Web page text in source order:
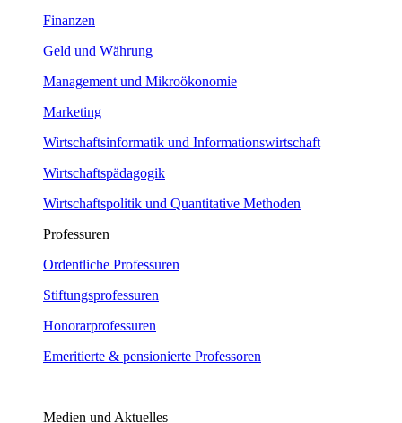
Finanzen
Geld und Währung
Management und Mikroökonomie
Marketing
Wirtschaftsinformatik und Informationswirtschaft
Wirtschaftspädagogik
Wirtschaftspolitik und Quantitative Methoden
Professuren
Ordentliche Professuren
Stiftungsprofessuren
Honorarprofessuren
Emeritierte & pensionierte Professoren
Medien und Aktuelles